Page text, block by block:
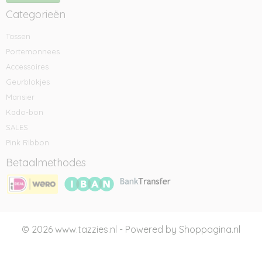
Categorieën
Tassen
Portemonnees
Accessoires
Geurblokjes
Mansier
Kado-bon
SALES
Pink Ribbon
Betaalmethodes
© 2026 www.tazzies.nl - Powered by Shoppagina.nl